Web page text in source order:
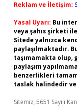
Reklam ve İletişim:
Yasal Uyarı: Bu
veya şahıs şirketi
Sitede yalnızca
paylaşılmaktadır.
taşımamakta olup,
paylaşım
benzerlikleri
taslak halindedir
Sitemiz, 5651 Sayılı